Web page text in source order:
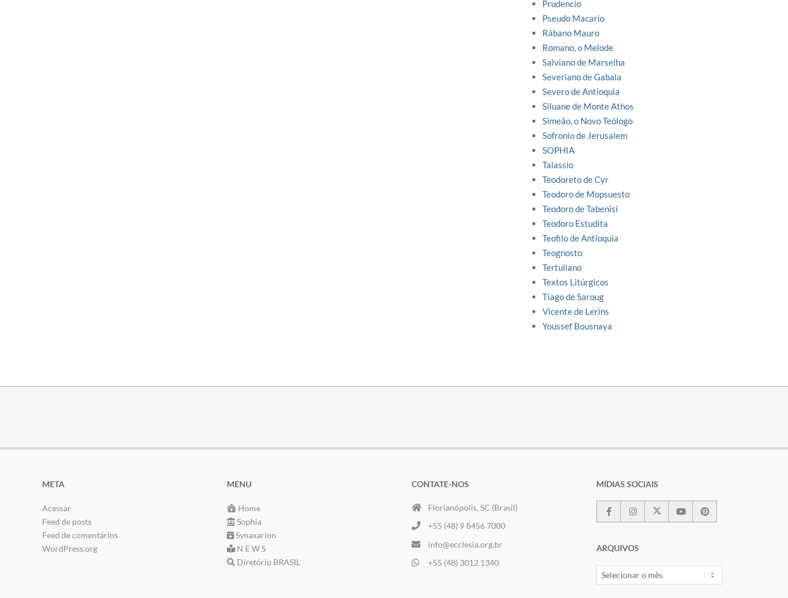
Prudencio
Pseudo Macario
Rábano Mauro
Romano, o Melode
Salviano de Marselha
Severiano de Gabala
Severo de Antioquia
Siluane de Monte Athos
Simeão, o Novo Teólogo
Sofronio de Jerusalem
SOPHIA
Talassio
Teodoreto de Cyr
Teodoro de Mopsuesto
Teodoro de Tabenisi
Teodoro Estudita
Teofilo de Antioquia
Teognosto
Tertuliano
Textos Litúrgicos
Tiago de Saroug
Vicente de Lerins
Youssef Bousnaya
META
Acessar
Feed de posts
Feed de comentários
WordPress.org
MENU
Home
Sophia
Synaxarion
N E W S
Diretório BRASIL
CONTATE-NOS
Florianópolis, SC (Brasil)
+55 (48) 9 8456 7000
info@ecclesia.org.br
+55 (48) 3012 1340
MÍDIAS SOCIAIS
ARQUIVOS